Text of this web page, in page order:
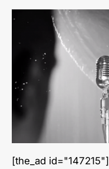
[the_ad id="147215"]